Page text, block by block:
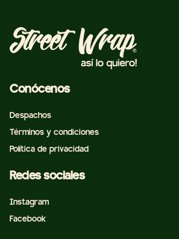
Conócenos
Despachos
Términos y condiciones
Política de privacidad
Redes sociales
Instagram
Facebook